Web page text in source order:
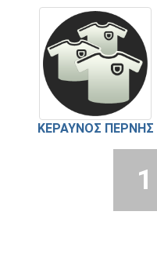
ΚΕΡΑΥΝΌΣ ΠΈΡΝΗΣ
1